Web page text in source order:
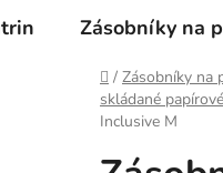
Zásobníky na
Domů
/ Zásobníky na
skládané
Inclusive M